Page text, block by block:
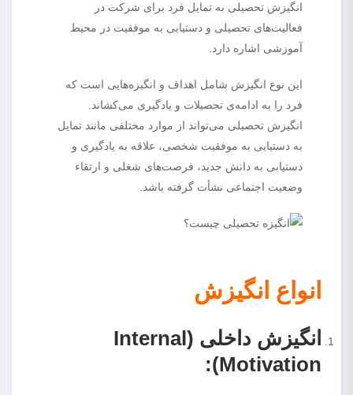
انگیزش تحصیلی به تمایل فرد برای شرکت در
فعالیت‌های تحصیلی و دستیابی به موفقیت در محیط
آموزشی اشاره دارد.
این نوع انگیزش شامل اهداف و انگیزه‌هایی است که
فرد را به ادامه‌ی تحصیلات و یادگیری می‌کشاند.
انگیزش تحصیلی می‌تواند از موارد مختلفی مانند تمایل
به دستیابی به موفقیت شخصی، علاقه به یادگیری و
دستیابی به دانش جدید، فرصت‌های شغلی و ارتقاء
وضعیت اجتماعی نشأت گرفته باشد.
انواع انگیزش
انگیزش داخلی (Internal
Motivation):